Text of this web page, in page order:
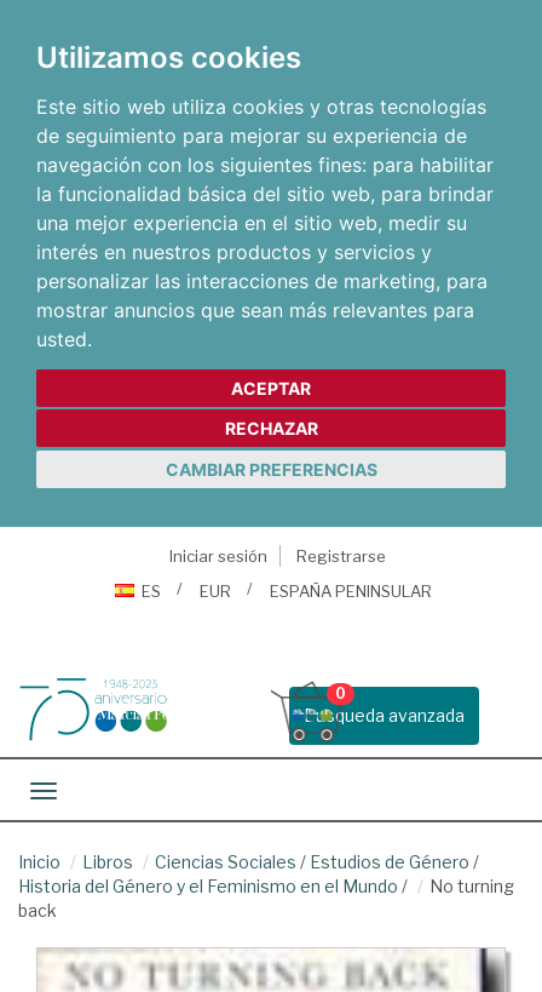
Utilizamos cookies
Este sitio web utiliza cookies y otras tecnologías
de seguimiento para mejorar su experiencia de
navegación con los siguientes fines: para habilitar
la funcionalidad básica del sitio web, para brindar
una mejor experiencia en el sitio web, medir su
interés en nuestros productos y servicios y
personalizar las interacciones de marketing, para
mostrar anuncios que sean más relevantes para
usted.
ACEPTAR
RECHAZAR
CAMBIAR PREFERENCIAS
Iniciar sesión
Registrarse
ES
EUR ESPAÑA PENINSULAR
Busqueda avanzada
0
Toggle navigation
Inicio Libros Ciencias Sociales / Estudios de Género /
Historia del Género y el Feminismo en el Mundo /
No turning
back